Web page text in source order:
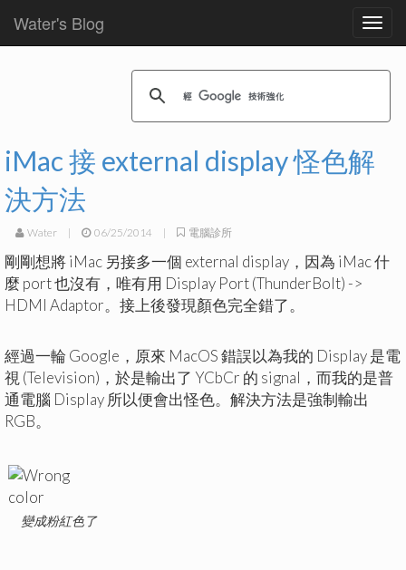
Water's Blog
iMac 接 external display 怪色解
決方法
Water | 06/25/2014 | 電腦診所
剛剛想將 iMac 另接多一個 external display，因為 iMac 什
麼 port 也沒有，唯有用 Display Port (ThunderBolt) ->
HDMI Adaptor。接上後發現顏色完全錯了。
經過一輪 Google，原來 MacOS 錯誤以為我的 Display 是電
視 (Television)，於是輸出了 YCbCr 的 signal，而我的是普
通電腦 Display 所以便會出怪色。解決方法是強制輸出
RGB。
變成粉紅色了